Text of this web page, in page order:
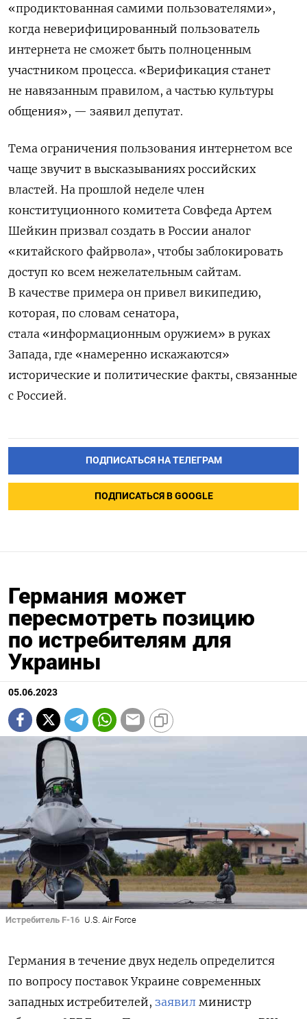
Подписывайтесь на The Moscow
Times в Telegram —
@moscowtimes_ru
«продиктованная самими пользователями»,
когда неверифицированный пользователь
интернета не сможет быть полноценным
участником процесса. «Верификация станет
не навязанным правилом, а частью культуры
общения», — заявил депутат.
Тема ограничения пользования интернетом все
чаще звучит в высказываниях российских
властей. На прошлой неделе член
конституционного комитета Совфеда Артем
Шейкин призвал создать в России аналог
«китайского файрвола», чтобы заблокировать
доступ ко всем нежелательным сайтам.
В качестве примера он привел википедию,
которая, по словам сенатора,
стала «информационным оружием» в руках
Запада, где «намеренно искажаются»
исторические и политические факты, связанные
с Россией.
ПОДПИСАТЬСЯ НА ТЕЛЕГРАМ
ПОДПИСАТЬСЯ В GOOGLE
Германия может
пересмотреть позицию
по истребителям для
Украины
05.06.2023
Истребитель F-16 U.S. Air Force
Германия в течение двух недель определится
по вопросу поставок Украине современных
западных истребителей, заявил министр